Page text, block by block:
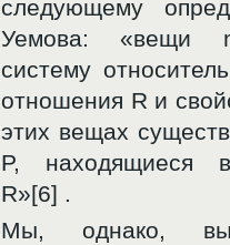
следующему
Уемова: «вещи
систему
отношения R и
этих вещах
P, находящиеся
R»[6] .
Мы, однако,